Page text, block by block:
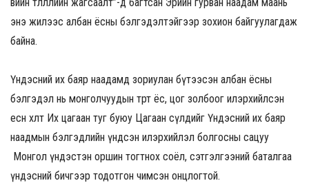
өвийн төлөөллийн жагсаалт”-д багтсан Эрийн гурван наадам маань
энэ жилээс албан ёсны бэлгэдэлтэйгээр зохион байгуулагдаж
байна.
Үндэсний их баяр наадамд зориулан бүтээсэн албан ёсны
бэлгэдэл нь монголчуудын төрт ёс, цог золбоог илэрхийлсэн
есөн хөлт Их цагаан туг буюу Цагаан сүлдийг Үндэсний их баяр
наадмын бэлгэдлийн үндсэн илэрхийлэл болгосны сацуу
Монгол үндэстэн оршин тогтнох соёл, сэтгэлгээний баталгаа
үндэсний бичгээр тодотгон чимсэн онцлогтой.